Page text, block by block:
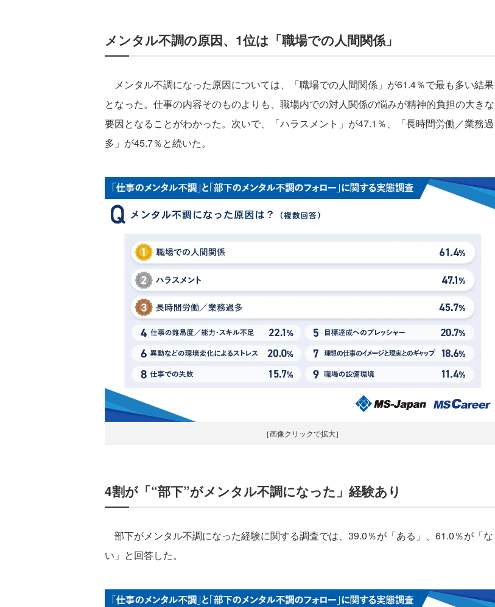
メンタル不調の原因、1位は「職場での人間関係」
メンタル不調になった原因については、「職場での人間関係」が61.4％で最も多い結果
となった。仕事の内容そのものよりも、職場内での対人関係の悩みが精神的負担の大きな
要因となることがわかった。次いで、「ハラスメント」が47.1％、「長時間労働／業務過
多」が45.7％と続いた。
［画像クリックで拡大］
4割が「“部下”がメンタル不調になった」経験あり
部下がメンタル不調になった経験に関する調査では、39.0％が「ある」、61.0％が「な
い」と回答した。